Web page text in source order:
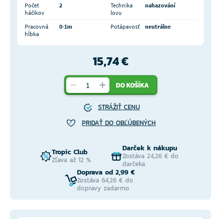
Počet
háčikov
2
Technika
lovu
nahazování
Pracovná
hĺbka
0-1m Potápavosť neutrálne
15,74 €
DO KOŠÍKA
STRÁŽIŤ CENU
PRIDAŤ DO OBĽÚBENÝCH
Tropic Club
Zľava až 12 %
Darček k nákupu
Zostáva 24,26 € do
darčeka
Doprava od 2,99 €
Zostáva 64,26 € do
dopravy zadarmo